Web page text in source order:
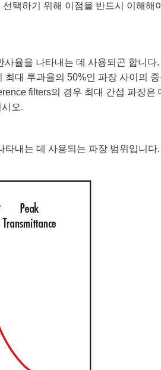
택하기 위해 이점을 반드시 이해해
율을 나타내는 데 사용되곤 합니다.
최대 투과율의 50%인 파장 사이의
filters의 경우 최대 간섭 파장은
오.
내는 데 사용되는 파장 범위입니다